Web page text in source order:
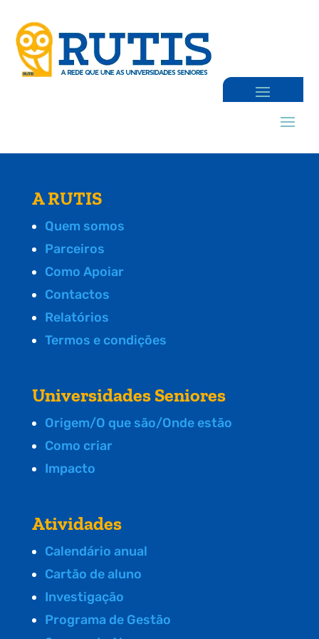
A RUTIS
Quem somos
Parceiros
Como Apoiar
Contactos
Relatórios
Termos e condições
Universidades Seniores
Origem/O que são/Onde estão
Como criar
Impacto
Atividades
Calendário anual
Cartão de aluno
Investigação
Programa de Gestão